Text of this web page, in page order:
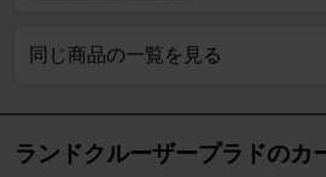
同じ商品の一覧を見る
ランドクルーザープラドのカ